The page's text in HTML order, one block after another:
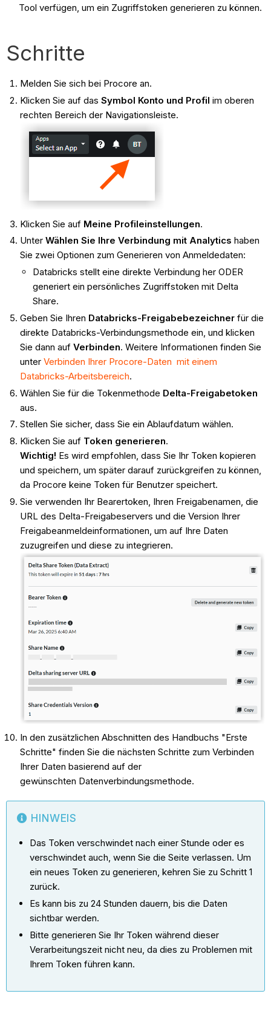
Tool verfügen, um ein Zugriffstoken generieren zu können.
Schritte
Melden Sie sich bei Procore an.
Klicken Sie auf das Symbol Konto und Profil im oberen
rechten Bereich der Navigationsleiste.
Klicken Sie auf Meine Profileinstellungen.
Unter Wählen Sie Ihre Verbindung mit Analytics haben
Sie zwei Optionen zum Generieren von Anmeldedaten:
Databricks stellt eine direkte Verbindung her ODER
generiert ein persönliches Zugriffstoken mit Delta
Share.
Geben Sie Ihren Databricks-Freigabebezeichnerfür die
direkte Databricks-Verbindungsmethode ein, und klicken
Sie dann auf Verbinden. Weitere Informationen finden Sie
unter Verbinden Ihrer Procore-Daten mit einem
Databricks-Arbeitsbereich.
Wählen Sie für die Tokenmethode Delta-Freigabetoken
aus.
Stellen Sie sicher, dass Sie ein Ablaufdatum wählen.
Klicken Sie auf Token generieren.
Wichtig! Es wird empfohlen, dass Sie Ihr Token kopieren
und speichern, um später darauf zurückgreifen zu können,
da Procore keine Token für Benutzer speichert.
Sie verwenden Ihr Bearertoken, Ihren Freigabenamen, die
URL des Delta-Freigabeservers und die Version Ihrer
Freigabeanmeldeinformationen, um auf Ihre Daten
zuzugreifen und diese zu integrieren.
In den zusätzlichen Abschnitten des Handbuchs "Erste
Schritte" finden Sie die nächsten Schritte zum Verbinden
Ihrer Daten basierend auf der
gewünschten Datenverbindungsmethode.
HINWEIS
Das Token verschwindet nach einer Stunde oder es
verschwindet auch, wenn Sie die Seite verlassen. Um
ein neues Token zu generieren, kehren Sie zu Schritt 1
zurück.
Es kann bis zu 24 Stunden dauern, bis die Daten
sichtbar werden.
Bitte generieren Sie Ihr Token während dieser
Verarbeitungszeit nicht neu, da dies zu Problemen mit
Ihrem Token führen kann.